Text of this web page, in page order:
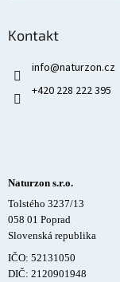
Kontakt
info@naturzon.cz
+420 228 222 395
Naturzon s.r.o.
Tolstého 3237/13
058 01 Poprad
Slovenská republika
IČO: 52131050
DIČ: 2120901948